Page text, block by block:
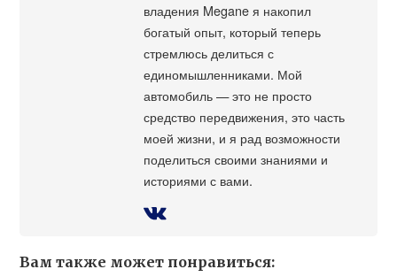
владения Megane я накопил
богатый опыт, который теперь
стремлюсь делиться с
единомышленниками. Мой
автомобиль — это не просто
средство передвижения, это часть
моей жизни, и я рад возможности
поделиться своими знаниями и
историями с вами.
Вам также может понравиться: